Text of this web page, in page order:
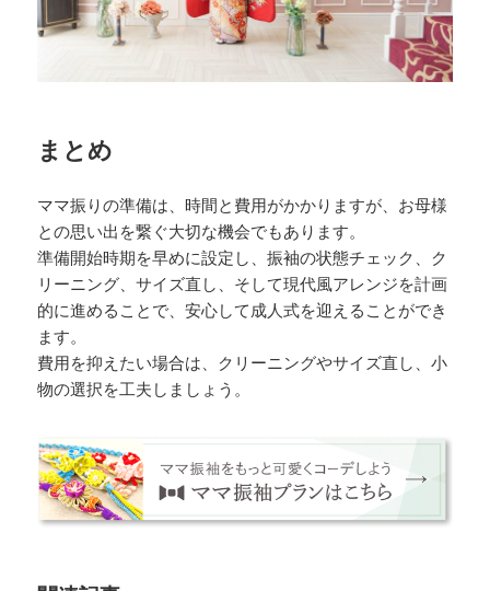
まとめ
ママ振りの準備は、時間と費用がかかりますが、お母様
との思い出を繋ぐ大切な機会でもあります。
準備開始時期を早めに設定し、振袖の状態チェック、ク
リーニング、サイズ直し、そして現代風アレンジを計画
的に進めることで、安心して成人式を迎えることができ
ます。
費用を抑えたい場合は、クリーニングやサイズ直し、小
物の選択を工夫しましょう。